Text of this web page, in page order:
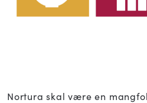
Nortura skal være en